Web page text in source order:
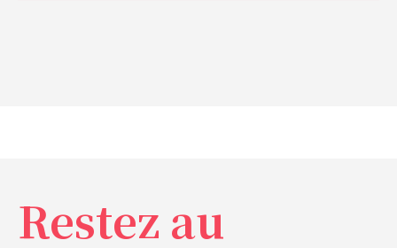
Restez au